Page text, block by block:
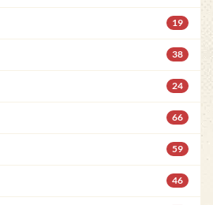
19
38
24
66
59
46